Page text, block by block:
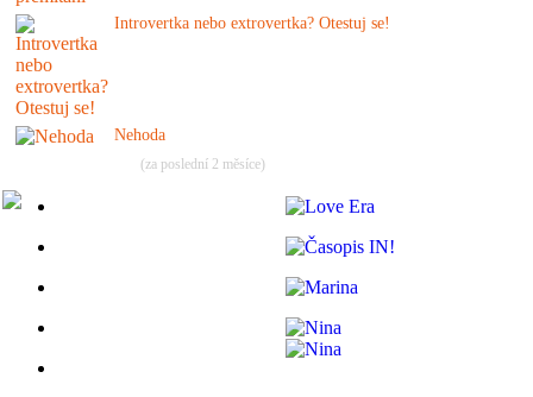
Introvertka nebo extrovertka? Otestuj se!
Nehoda
(za poslední 2 měsíce)